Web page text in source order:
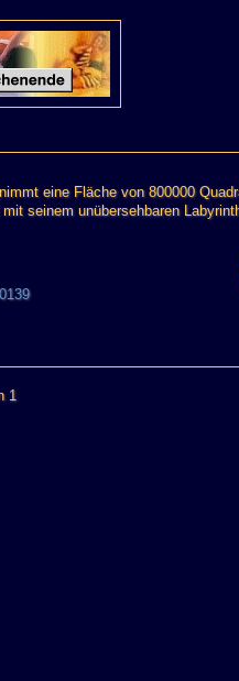
eine Fläche von 800000
seinem unübersehbaren
1